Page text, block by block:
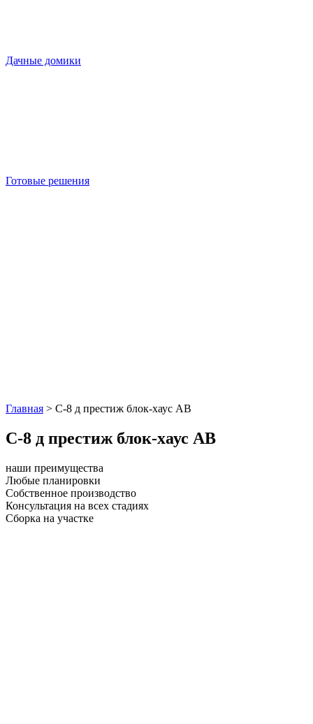
Дачные домики
Готовые решения
Главная > С-8 д престиж блок-хаус АВ
С-8 д престиж блок-хаус АВ
наши преимущества
Любые планировки
Собственное производство
Консультация на всех стадиях
Сборка на участке